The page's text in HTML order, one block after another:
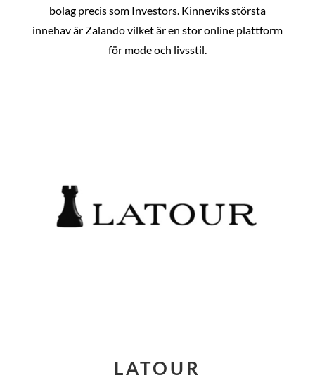
bolag precis som Investors. Kinneviks största
innehav är Zalando vilket är en stor online plattform
för mode och livsstil.
LATOUR